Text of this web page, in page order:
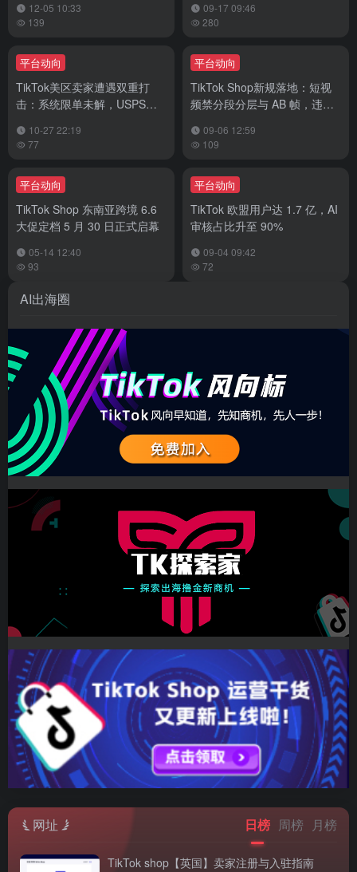
12-05 10:33
139
09-17 09:46
280
平台动向
TikTok美区卖家遭遇双重打
击：系统限单未解，USPS自
10-27 22:19
77
平台动向
TikTok Shop新规落地：短视
频禁分段分层与 AB 帧，违规
09-06 12:59
109
平台动向
TikTok Shop 东南亚跨境 6.6
大促定档 5 月 30 日正式启幕
05-14 12:40
93
平台动向
TikTok 欧盟用户达 1.7 亿，AI
审核占比升至 90%
09-04 09:42
72
AI出海圈
网址 日榜 周榜 月榜
TikTok shop【英国】卖家注册与入驻指南